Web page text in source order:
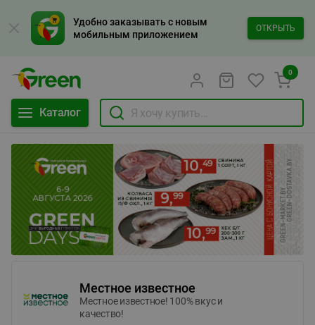
Удобно заказывать с новым
мобильным приложением
ОТКРЫТЬ
Каталог
0
Местное известное
Местное известное! 100% вкус и
качество!